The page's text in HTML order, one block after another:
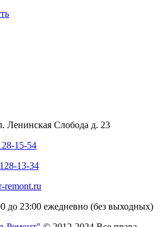
Ленинская Слобода д. 23
15-54
13-34
remont.ru
до 23:00 ежедневно (без выходных)